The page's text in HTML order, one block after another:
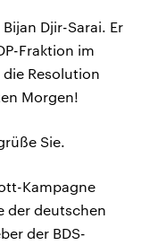
Djir-Sarai. Er
Fraktion im
Resolution
Morgen!
Sie.
Kampagne
der deutschen
der BDS-